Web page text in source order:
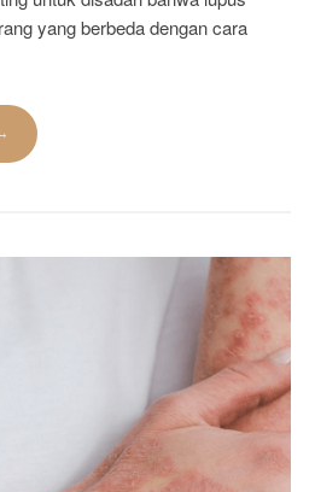
yang berbeda dengan cara